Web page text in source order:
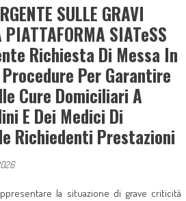
SULLE GRAVI
SIATeSS
Richiesta Di Messa In
Per Garantire
Cure Domiciliari A
E Dei Medici Di
Richiedenti Prestazioni
la situazione di grave criticità